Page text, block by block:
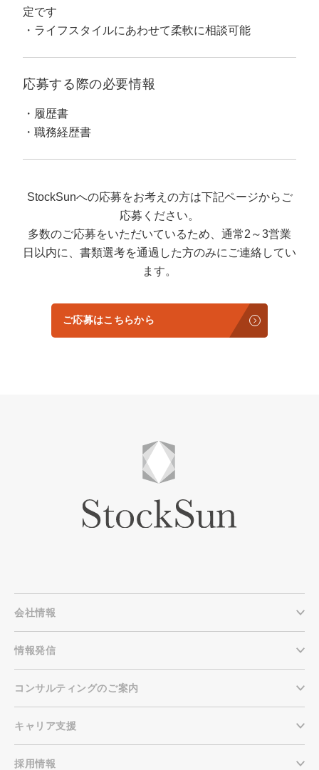
定です
ライフスタイルにあわせて柔軟に相談可能
応募する際の必要情報
履歴書
職務経歴書
StockSunへの応募をお考えの方は下記ページからご
応募ください。
多数のご応募をいただいているため、通常2～3営業
日以内に、書類選考を通過した方のみにご連絡してい
ます。
ご応募はこちらから
会社情報
情報発信
コンサルティングのご案内
キャリア支援
採用情報